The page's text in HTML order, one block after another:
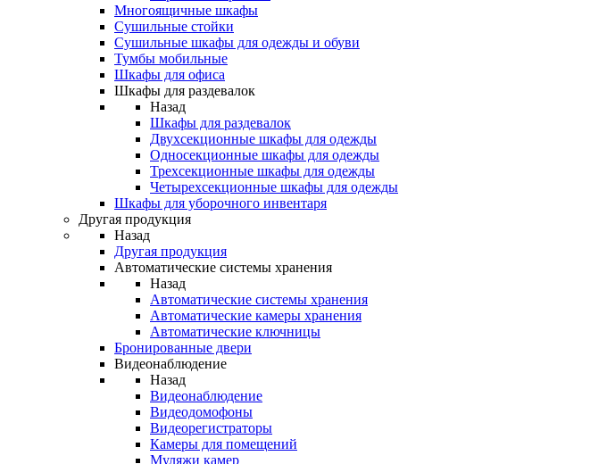
Многоящичные шкафы
Сушильные стойки
Сушильные шкафы для одежды и обуви
Тумбы мобильные
Шкафы для офиса
Шкафы для раздевалок
Назад
Шкафы для раздевалок
Двухсекционные шкафы для одежды
Односекционные шкафы для одежды
Трехсекционные шкафы для одежды
Четырехсекционные шкафы для одежды
Шкафы для уборочного инвентаря
Другая продукция
Назад
Другая продукция
Автоматические системы хранения
Назад
Автоматические системы хранения
Автоматические камеры хранения
Автоматические ключницы
Бронированные двери
Видеонаблюдение
Назад
Видеонаблюдение
Видеодомофоны
Видеорегистраторы
Камеры для помещений
Муляжи камер